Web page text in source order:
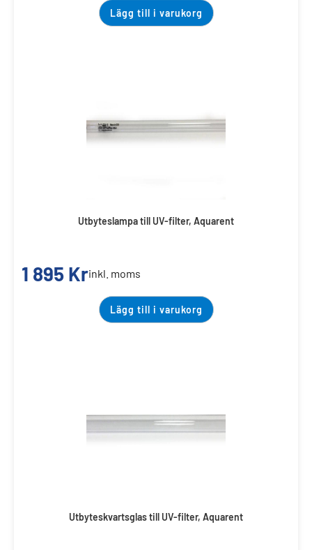
Lägg till i varukorg
Utbyteslampa till UV-filter, Aquarent
1 895 Krinkl. moms
Lägg till i varukorg
Utbyteskvartsglas till UV-filter, Aquarent